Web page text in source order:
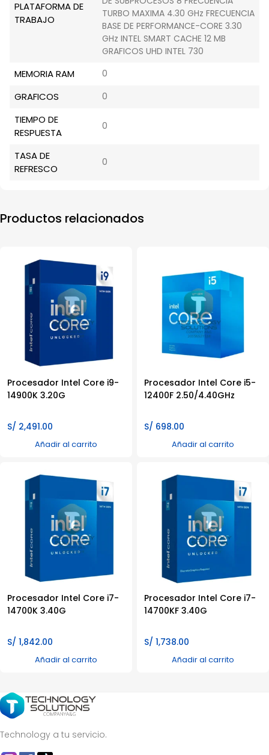
PLATAFORMA DE
TRABAJO
TURBO MAXIMA 4.30 GHz FRECUENCIA
BASE DE PERFORMANCE-CORE 3.30
GHz INTEL SMART CACHE 12 MB
GRAFICOS UHD INTEL 730
MEMORIA RAM 0
GRAFICOS 0
TIEMPO DE
RESPUESTA
0
TASA DE
REFRESCO
0
Productos relacionados
Procesador Intel Core i9-
14900K 3.20G
S/ 2,491.00
Añadir al carrito
Procesador Intel Core i5-
12400F 2.50/4.40GHz
S/ 698.00
Añadir al carrito
Procesador Intel Core i7-
14700K 3.40G
S/ 1,842.00
Añadir al carrito
Procesador Intel Core i7-
14700KF 3.40G
S/ 1,738.00
Añadir al carrito
Technology a tu servicio.